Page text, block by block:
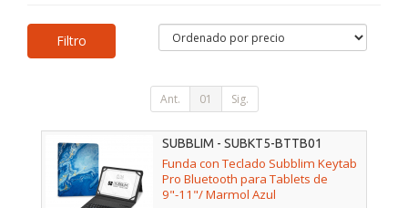
Filtro
Ant. 01 Sig.
SUBBLIM - SUBKT5-BTTB01
Funda con Teclado Subblim Keytab
Pro Bluetooth para Tablets de
9"-11"/ Marmol Azul